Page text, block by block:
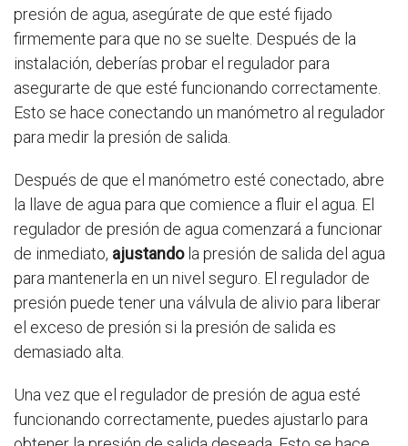
presión de agua, asegúrate de que esté fijado
firmemente para que no se suelte. Después de la
instalación, deberías probar el regulador para
asegurarte de que esté funcionando correctamente.
Esto se hace conectando un manómetro al regulador
para medir la presión de salida.
Después de que el manómetro esté conectado, abre
la llave de agua para que comience a fluir el agua. El
regulador de presión de agua comenzará a funcionar
de inmediato, ajustandola presión de salida del agua
para mantenerla en un nivel seguro. El regulador de
presión puede tener una válvula de alivio para liberar
el exceso de presión si la presión de salida es
demasiado alta.
Una vez que el regulador de presión de agua esté
funcionando correctamente, puedes ajustarlo para